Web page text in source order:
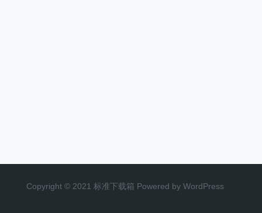
Copyright © 2021 标准下载箱 Powered by WordPress